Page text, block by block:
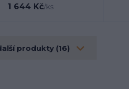
1 644 Kč/ks
produkty (16)